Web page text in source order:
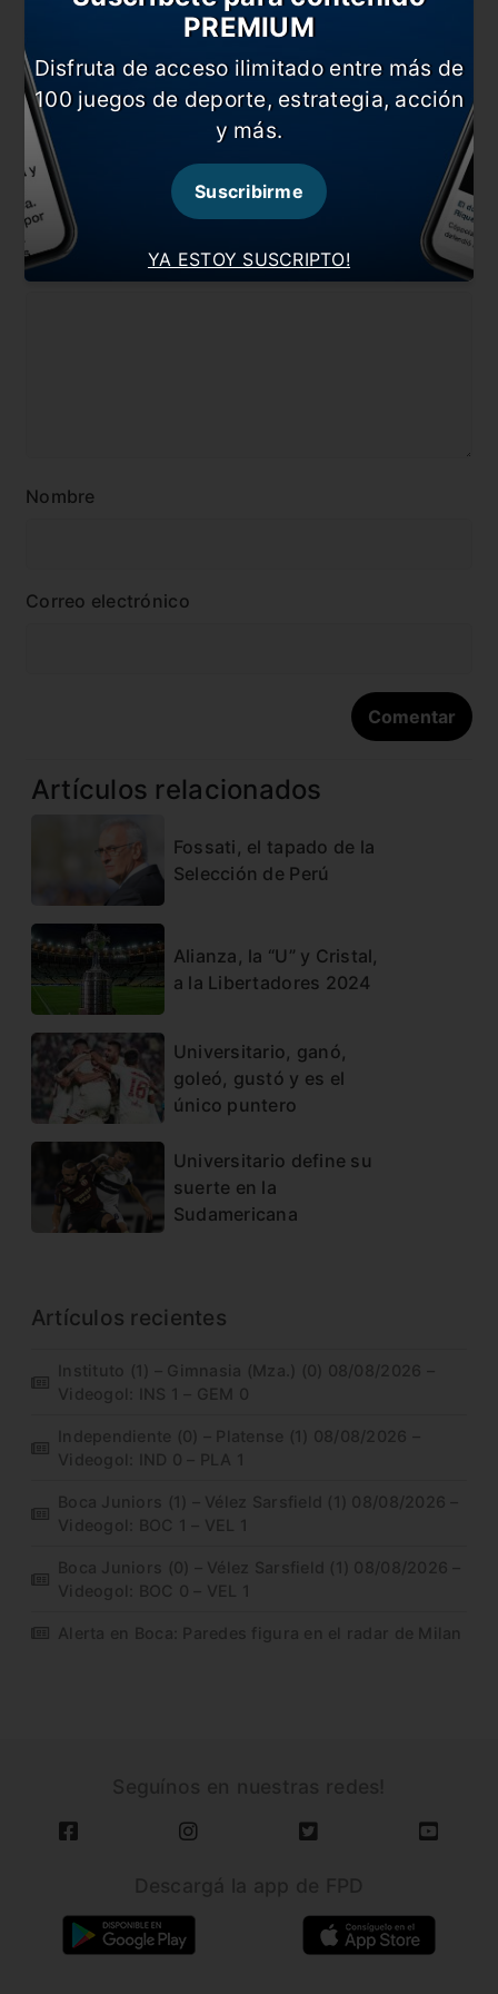
Universitario define su suerte en la Sudamericana
En esta nota:
#Internacional #Noticia
#Ruso Rodríguez #Universitario
Comentarios
Dejá tu opinión acá!
Nombre
Correo electrónico
Artículos relacionados
Fossati, el tapado de la
Selección de Perú
Alianza, la “U” y Cristal,
a la Libertadores 2024
Universitario, ganó,
goleó, gustó y es el
único puntero
Universitario define su
suerte en la
Sudamericana
Artículos recientes
Instituto (1) – Gimnasia (Mza.) (0) 08/08/2026 –
Videogol: INS 1 – GEM 0
Independiente (0) – Platense (1) 08/08/2026 –
Videogol: IND 0 – PLA 1
Boca Juniors (1) – Vélez Sarsfield (1) 08/08/2026 –
Videogol: BOC 1 – VEL 1
Boca Juniors (0) – Vélez Sarsfield (1) 08/08/2026 –
Videogol: BOC 0 – VEL 1
Alerta en Boca: Paredes figura en el radar de Milan
YA ESTOY SUSCRIPTO!
PREMIUM
Disfruta de acceso ilimitado entre más de
100 juegos de deporte, estrategia, acción
y más.
Suscribirme